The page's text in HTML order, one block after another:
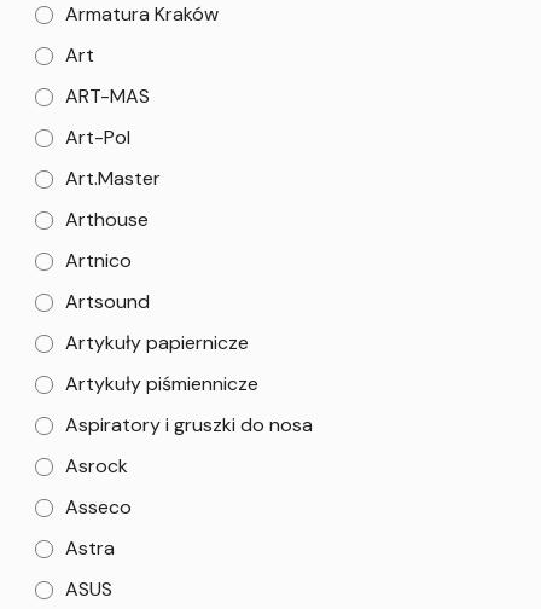
Armatura Kraków
Art
ART-MAS
Art-Pol
Art.Master
Arthouse
Artnico
Artsound
Artykuły papiernicze
Artykuły piśmiennicze
Aspiratory i gruszki do nosa
Asrock
Asseco
Astra
ASUS